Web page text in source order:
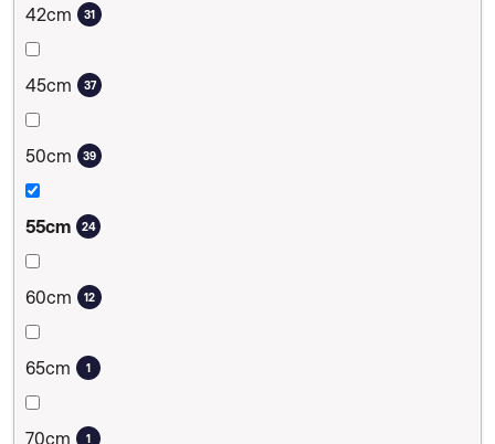
42cm 31
45cm 37
50cm 39
55cm 24
60cm 12
65cm 1
70cm 1